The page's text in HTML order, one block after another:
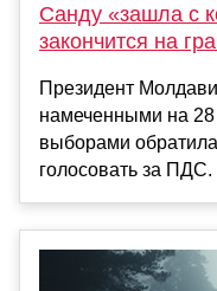
Санду «зашла с
закончится на
Президент
намеченными на 28
выборами
голосовать за